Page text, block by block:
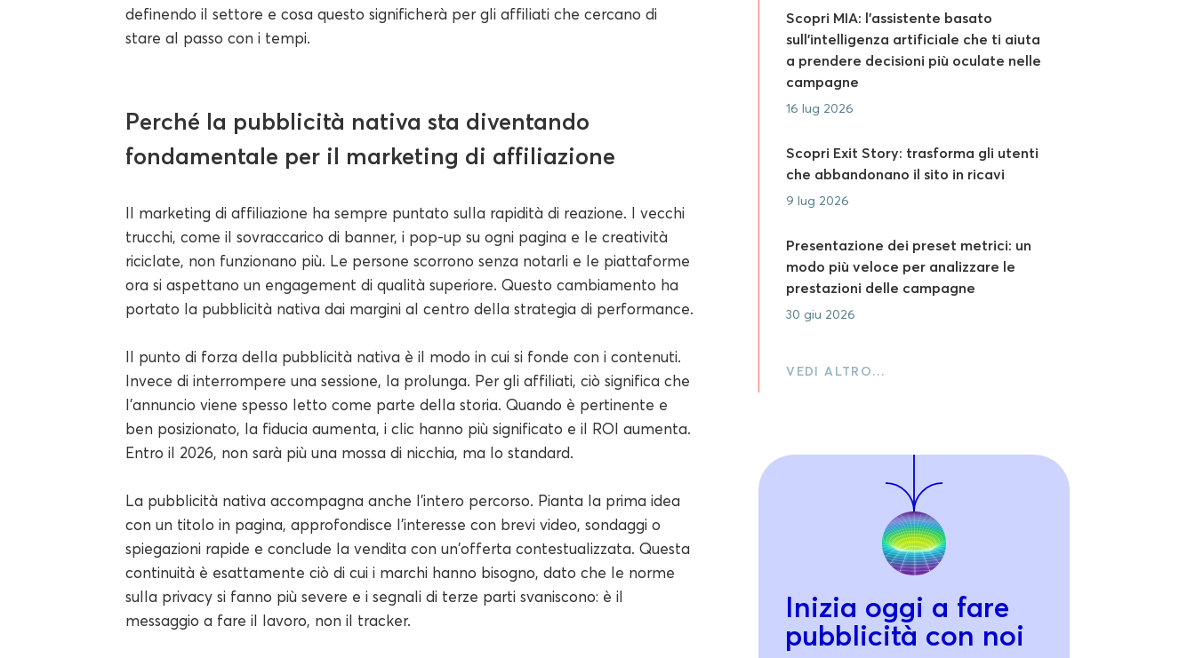
definendo il settore e cosa questo significherà per gli affiliati che cercano di
stare al passo con i tempi.
Perché la pubblicità nativa sta diventando
fondamentale per il marketing di affiliazione
Il marketing di affiliazione ha sempre puntato sulla rapidità di reazione. I vecchi
trucchi, come il sovraccarico di banner, i pop-up su ogni pagina e le creatività
riciclate, non funzionano più. Le persone scorrono senza notarli e le piattaforme
ora si aspettano un engagement di qualità superiore. Questo cambiamento ha
portato la pubblicità nativa dai margini al centro della strategia di performance.
Il punto di forza della pubblicità nativa è il modo in cui si fonde con i contenuti.
Invece di interrompere una sessione, la prolunga. Per gli affiliati, ciò significa che
l'annuncio viene spesso letto come parte della storia. Quando è pertinente e
ben posizionato, la fiducia aumenta, i clic hanno più significato e il ROI aumenta.
Entro il 2026, non sarà più una mossa di nicchia, ma lo standard.
La pubblicità nativa accompagna anche l'intero percorso. Pianta la prima idea
con un titolo in pagina, approfondisce l'interesse con brevi video, sondaggi o
spiegazioni rapide e conclude la vendita con un'offerta contestualizzata. Questa
continuità è esattamente ciò di cui i marchi hanno bisogno, dato che le norme
sulla privacy si fanno più severe e i segnali di terze parti svaniscono: è il
messaggio a fare il lavoro, non il tracker.
Scopri MIA: l’assistente basato
sull’intelligenza artificiale che ti aiuta
a prendere decisioni più oculate nelle
campagne
16 lug 2026
Scopri Exit Story: trasforma gli utenti
che abbandonano il sito in ricavi
9 lug 2026
Presentazione dei preset metrici: un
modo più veloce per analizzare le
prestazioni delle campagne
30 giu 2026
VEDI ALTRO…
Inizia oggi a fare
pubblicità con noi